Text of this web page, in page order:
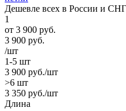
Дешевле всех в России и
1
от 3 900 руб.
3 900 руб.
/шт
1-5 шт
3 900 руб./шт
>6 шт
3 350 руб./шт
Длина